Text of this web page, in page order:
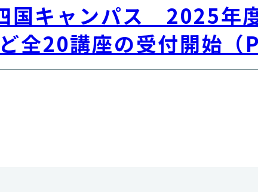
国キャンパス 2025年
全20講座の受付開始（